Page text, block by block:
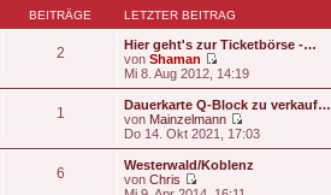
BEITRÄGE LETZTER BEITRAG
2
Hier geht's zur Ticketbörse -…
von Shaman
N
e
u
e
s
t
e
r
B
Mi 8. Aug 2012, 14:19
1
Dauerkarte Q-Block zu verkauf…
von Mainzelmann
N
e
u
e
Do 14. Okt 2021, 17:03
6
Westerwald/Koblenz
von Chris
N